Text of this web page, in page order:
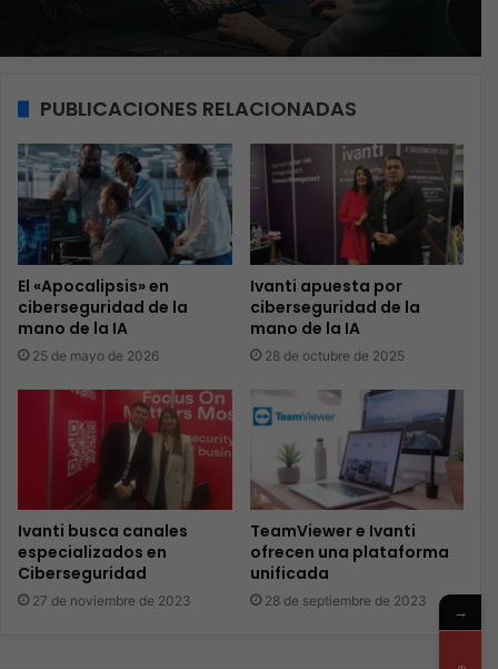
PUBLICACIONES RELACIONADAS
El «Apocalipsis» en
ciberseguridad de la
mano de la IA
25 de mayo de 2026
Ivanti apuesta por
ciberseguridad de la
mano de la IA
28 de octubre de 2025
Ivanti busca canales
especializados en
Ciberseguridad
27 de noviembre de 2023
TeamViewer e Ivanti
ofrecen una plataforma
unificada
28 de septiembre de 2023 →